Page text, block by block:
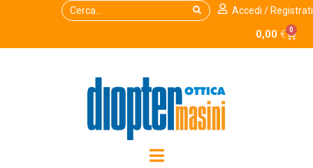
Accedi / Registrati
0,00 € 0